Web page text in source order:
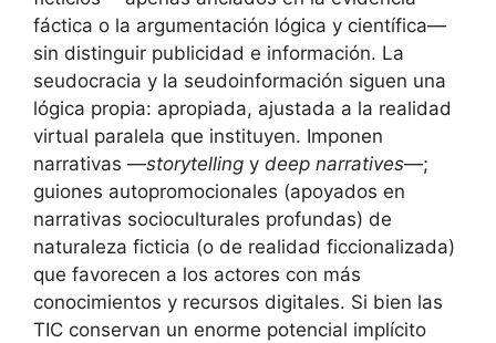
fáctica o la argumentación lógica y científica—
sin distinguir publicidad e información. La
seudocracia y la seudoinformación siguen una
lógica propia: apropiada, ajustada a la realidad
virtual paralela que instituyen. Imponen
narrativas —storytelling y deep narratives—;
guiones autopromocionales (apoyados en
narrativas socioculturales profundas) de
naturaleza ficticia (o de realidad ficcionalizada)
que favorecen a los actores con más
conocimientos y recursos digitales. Si bien las
TIC conservan un enorme potencial implícito